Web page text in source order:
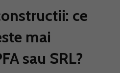
ce
mai
sau SRL?